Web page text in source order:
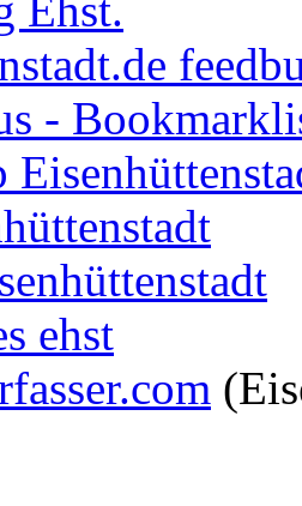
-
ehst